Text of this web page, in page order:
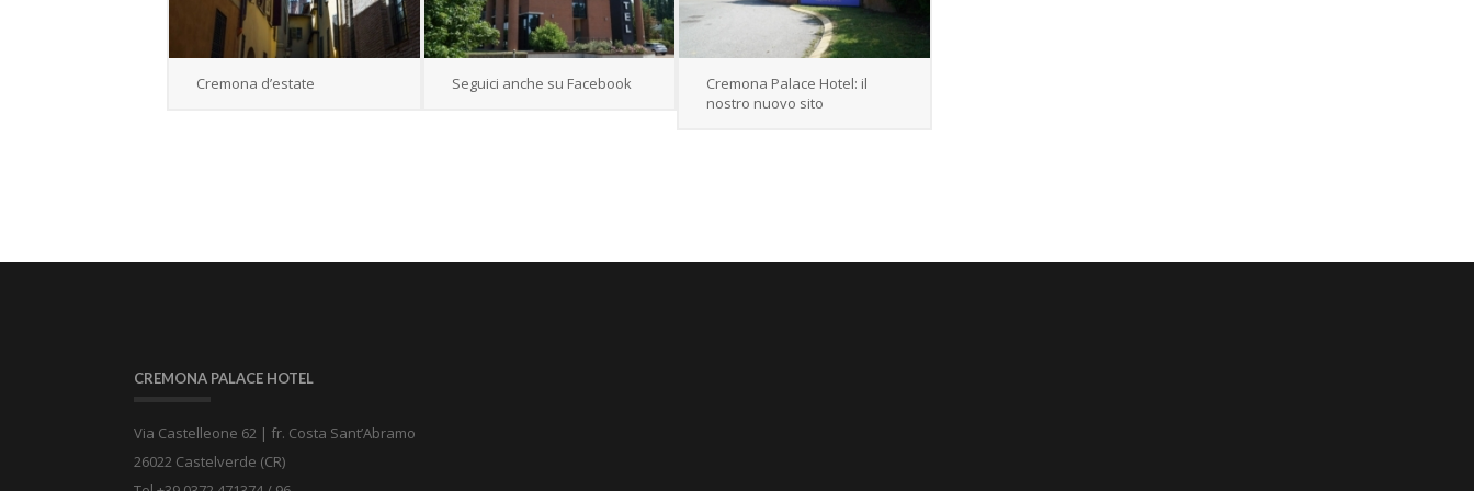
Cremona d’estate Seguici anche su Facebook
Cremona Palace Hotel: il
nostro nuovo sito
CREMONA PALACE HOTEL
Via Castelleone 62 | fr. Costa Sant’Abramo
26022 Castelverde (CR)